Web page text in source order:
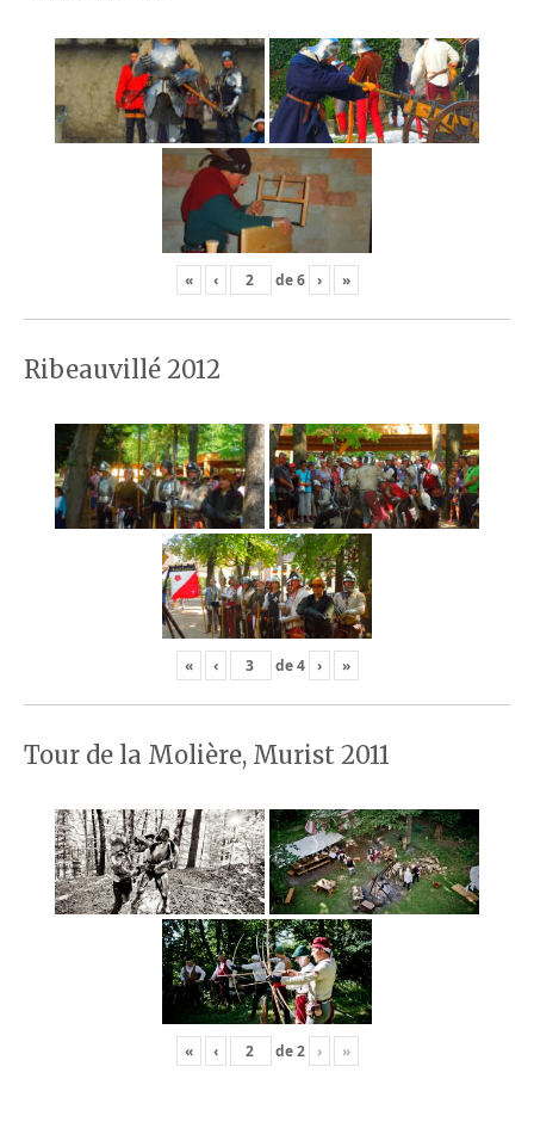
« ‹ de6 › »
Ribeauvillé 2012
« ‹ de4 › »
Tour de la Molière, Murist 2011
« ‹ de2 › »